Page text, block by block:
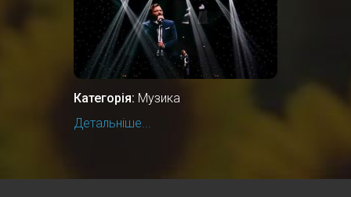
Категорія: Музика
Детальніше...